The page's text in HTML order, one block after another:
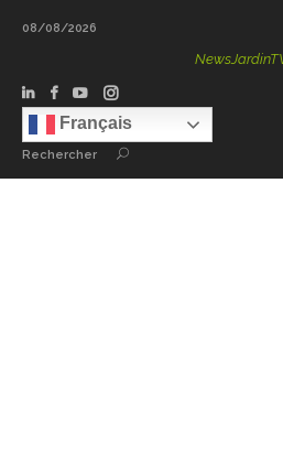
08/08/2026
NewsJardinTV –
Français
Rechercher